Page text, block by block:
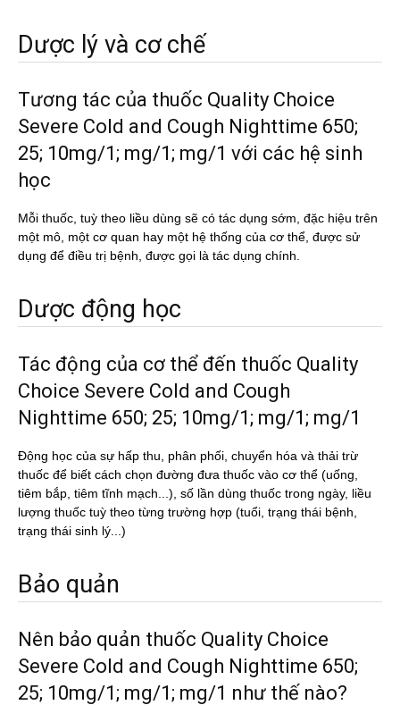
Dược lý và cơ chế
Tương tác của thuốc Quality Choice
Severe Cold and Cough Nighttime 650;
25; 10mg/1; mg/1; mg/1 với các hệ sinh
học
Mỗi thuốc, tuỳ theo liều dùng sẽ có tác dụng sớm, đặc hiệu trên
một mô, một cơ quan hay một hệ thống của cơ thể, được sử
dụng để điều trị bệnh, được gọi là tác dụng chính.
Dược động học
Tác động của cơ thể đến thuốc Quality
Choice Severe Cold and Cough
Nighttime 650; 25; 10mg/1; mg/1; mg/1
Động học của sự hấp thu, phân phối, chuyển hóa và thải trừ
thuốc để biết cách chọn đường đưa thuốc vào cơ thể (uống,
tiêm bắp, tiêm tĩnh mạch...), số lần dùng thuốc trong ngày, liều
lượng thuốc tuỳ theo từng trường hợp (tuổi, trạng thái bệnh,
trạng thái sinh lý...)
Bảo quản
Nên bảo quản thuốc Quality Choice
Severe Cold and Cough Nighttime 650;
25; 10mg/1; mg/1; mg/1 như thế nào?